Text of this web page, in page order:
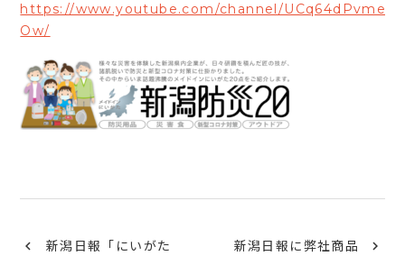
https://www.youtube.com/channel/
Ow/
新潟日報「にいがた
新潟日報に弊社商品